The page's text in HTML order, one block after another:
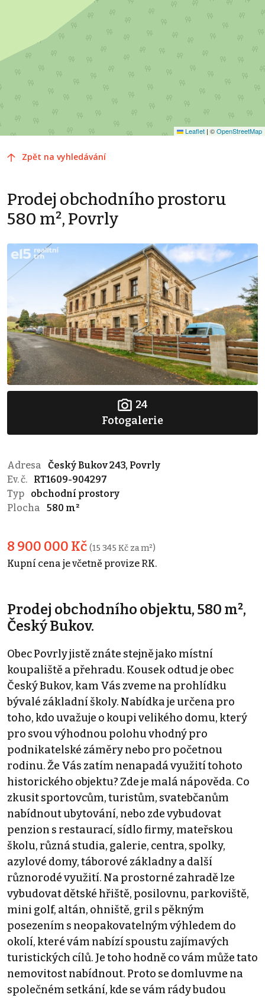
Leaflet | ©OpenStreetMap
Zpět na vyhledávání
Prodej obchodního prostoru
580 m², Povrly
24
Fotogalerie
Adresa
Český Bukov 243, Povrly
Ev. č.
RT1609-904297
Typ
obchodní prostory
Plocha
580 m²
8 900 000 Kč (15 345 Kč za m²)
Kupní cena je včetně provize RK.
Prodej obchodního objektu, 580 m²,
Český Bukov.
Obec Povrly jistě znáte stejně jako místní
koupaliště a přehradu. Kousek odtud je obec
Český Bukov, kam Vás zveme na prohlídku
bývalé základní školy. Nabídka je určena pro
toho, kdo uvažuje o koupi velikého domu, který
pro svou výhodnou polohu vhodný pro
podnikatelské záměry nebo pro početnou
rodinu. Že Vás zatím nenapadá využití tohoto
historického objektu? Zde je malá nápověda. Co
zkusit sportovcům, turistům, svatebčanům
nabídnout ubytování, nebo zde vybudovat
penzion s restaurací, sídlo firmy, mateřskou
školu, různá studia, galerie, centra, spolky,
azylové domy, táborové základny a další
různorodé využití. Na prostorné zahradě lze
vybudovat dětské hřiště, posilovnu, parkoviště,
mini golf, altán, ohniště, gril s pěkným
posezením s neopakovatelným výhledem do
okolí, které vám nabízí spoustu zajímavých
turistických cílů. Je toho hodně co vám může tato
nemovitost nabídnout. Proto se domluvme na
společném setkání, kde se vám rády budou